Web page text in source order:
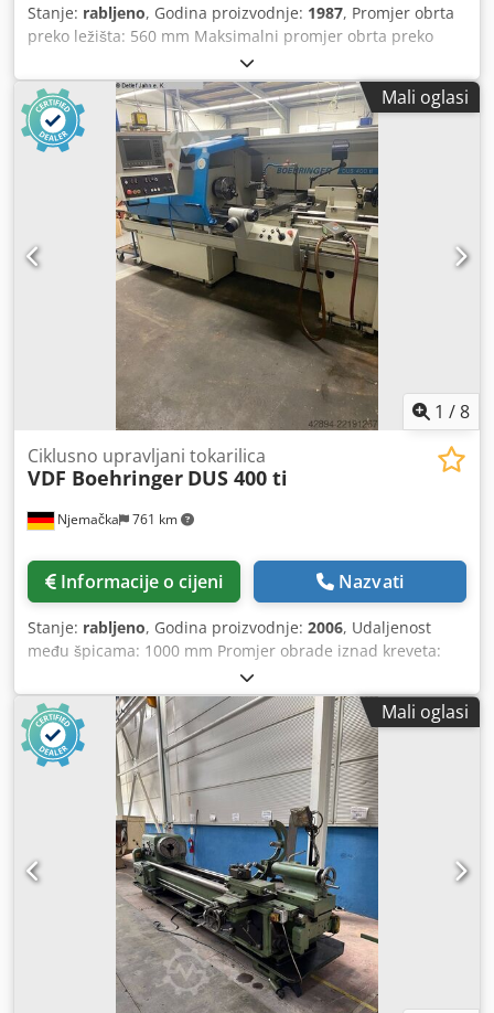
Stanje: rabljeno, Godina proizvodnje: 1987, Promjer obrta
preko ležišta: 560 mm Maksimalni promjer obrta preko
poprečnog suportera: 365 mm Raspon broja okretaja -
glavna vreteno: 11,2 - 2240 min⁻¹ Pogonska snaga - glavna
vreteno: 15 kW Glava vretena br. 8 Promjer vretena u
prednjem ležaju: 100 mm Credpfx Aoy Nfblsb Ujf Provrt
vretena: 62 mm Težina stroja cca 2,5 t Prostorne dimenzije
cca D 3,5 x Š 2,0 x V 2,2 m Prema našoj procjeni, stroj je u
dobrom korištenom stanju i može se pregledati pod
naponom uz prethodni dogovor. Stroj je geometrijski
obnovljen. Tehničke značajke i oprema: - 3-osni digitalni
prikaz, Fagor - Brzi pomak Pribor, prikazani alati i stezne
naprave uključeni su u isporuku samo ako su to navedeno
u dodatnim informacijama. Zadržavamo pravo na izmjene i
pogreške u tehničkim podacima te posrednu prodaju!
Mali oglasi
1 /8
Njemačka 761 km
Ciklusno upravljani tokarilica
VDF Boehringer DUS 400 ti
Informacije o cijeni Nazvati
Stanje: rabljeno, Godina proizvodnje: 2006, Udaljenost
među špicama: 1000 mm Promjer obrade iznad kreveta:
420 mm Promjer obrade iznad suportnog klizača: 235 mm
Duljina obrade: 1000 mm Prihvat glavnog vretena: DIN
55027 Gr. 6 Upravljanje: MANUALPlus 4110 Provrt vretena:
51 mm Raspon broja okretaja: 3 - 3000 o/min Posmak:
5.000/10.000 mm/min Snaga pogona - motor vretena: 11
kW Konus prihvata u pinoli konjića: MK 4 Promjer pinole:
70 mm Hod pinole: 110 mm Uređaj za dovod rashladnog
sredstva: da Radni napon: 400 V Radni sati: 6.908 h Težina
stroja: cca. 3 t Dimenzije: cca. 3,4 x 2 x 2,2 m CNC ciklusno
upravljani tokarilica BOEHRINGER DUS 400 ti, godina
proizvodnje 2006. -Upravljanje: Heidenhain ManualPlus
4110 -AC glavni pogon 11 kW s 2-stupanjskim prijenosom -
Zaštitni pokrov radnog prostora s vratima za zaštitu od
strugotine -Upravljačka konzola na suportu, klizna -Kočna
jedinica -Programabilni ciklusi -4-pozicijska brza izmjenjiva
Mali oglasi